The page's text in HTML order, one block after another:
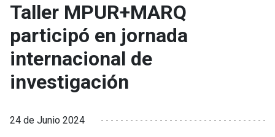
Taller MPUR+MARQ
participó en jornada
internacional de
investigación
24 de Junio 2024